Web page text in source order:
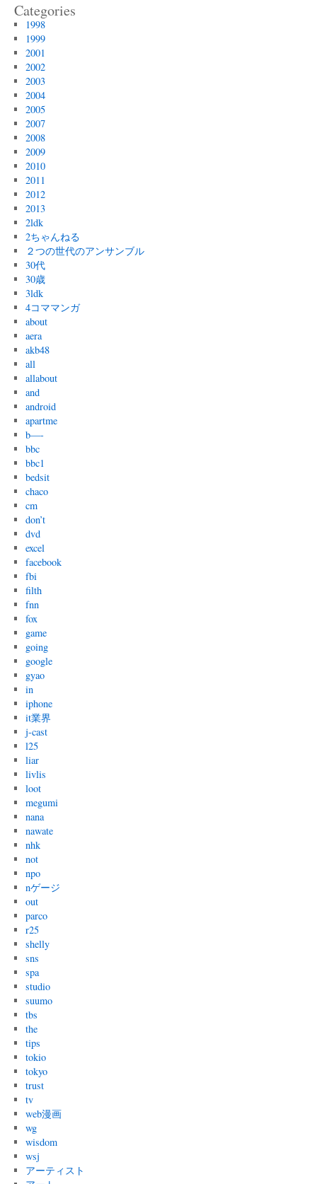
Categories
1998
1999
2001
2002
2003
2004
2005
2007
2008
2009
2010
2011
2012
2013
2ldk
2ちゃんねる
２つの世代のアンサンブル
30代
30歳
3ldk
4コママンガ
about
aera
akb48
all
allabout
and
android
apartme
b—-
bbc
bbc1
bedsit
chaco
cm
don’t
dvd
excel
facebook
fbi
filth
fnn
fox
game
going
google
gyao
in
iphone
it業界
j-cast
l25
liar
livlis
loot
megumi
nana
nawate
nhk
not
npo
nゲージ
out
parco
r25
shelly
sns
spa
studio
suumo
tbs
the
tips
tokio
tokyo
trust
tv
web漫画
wg
wisdom
wsj
アーティスト